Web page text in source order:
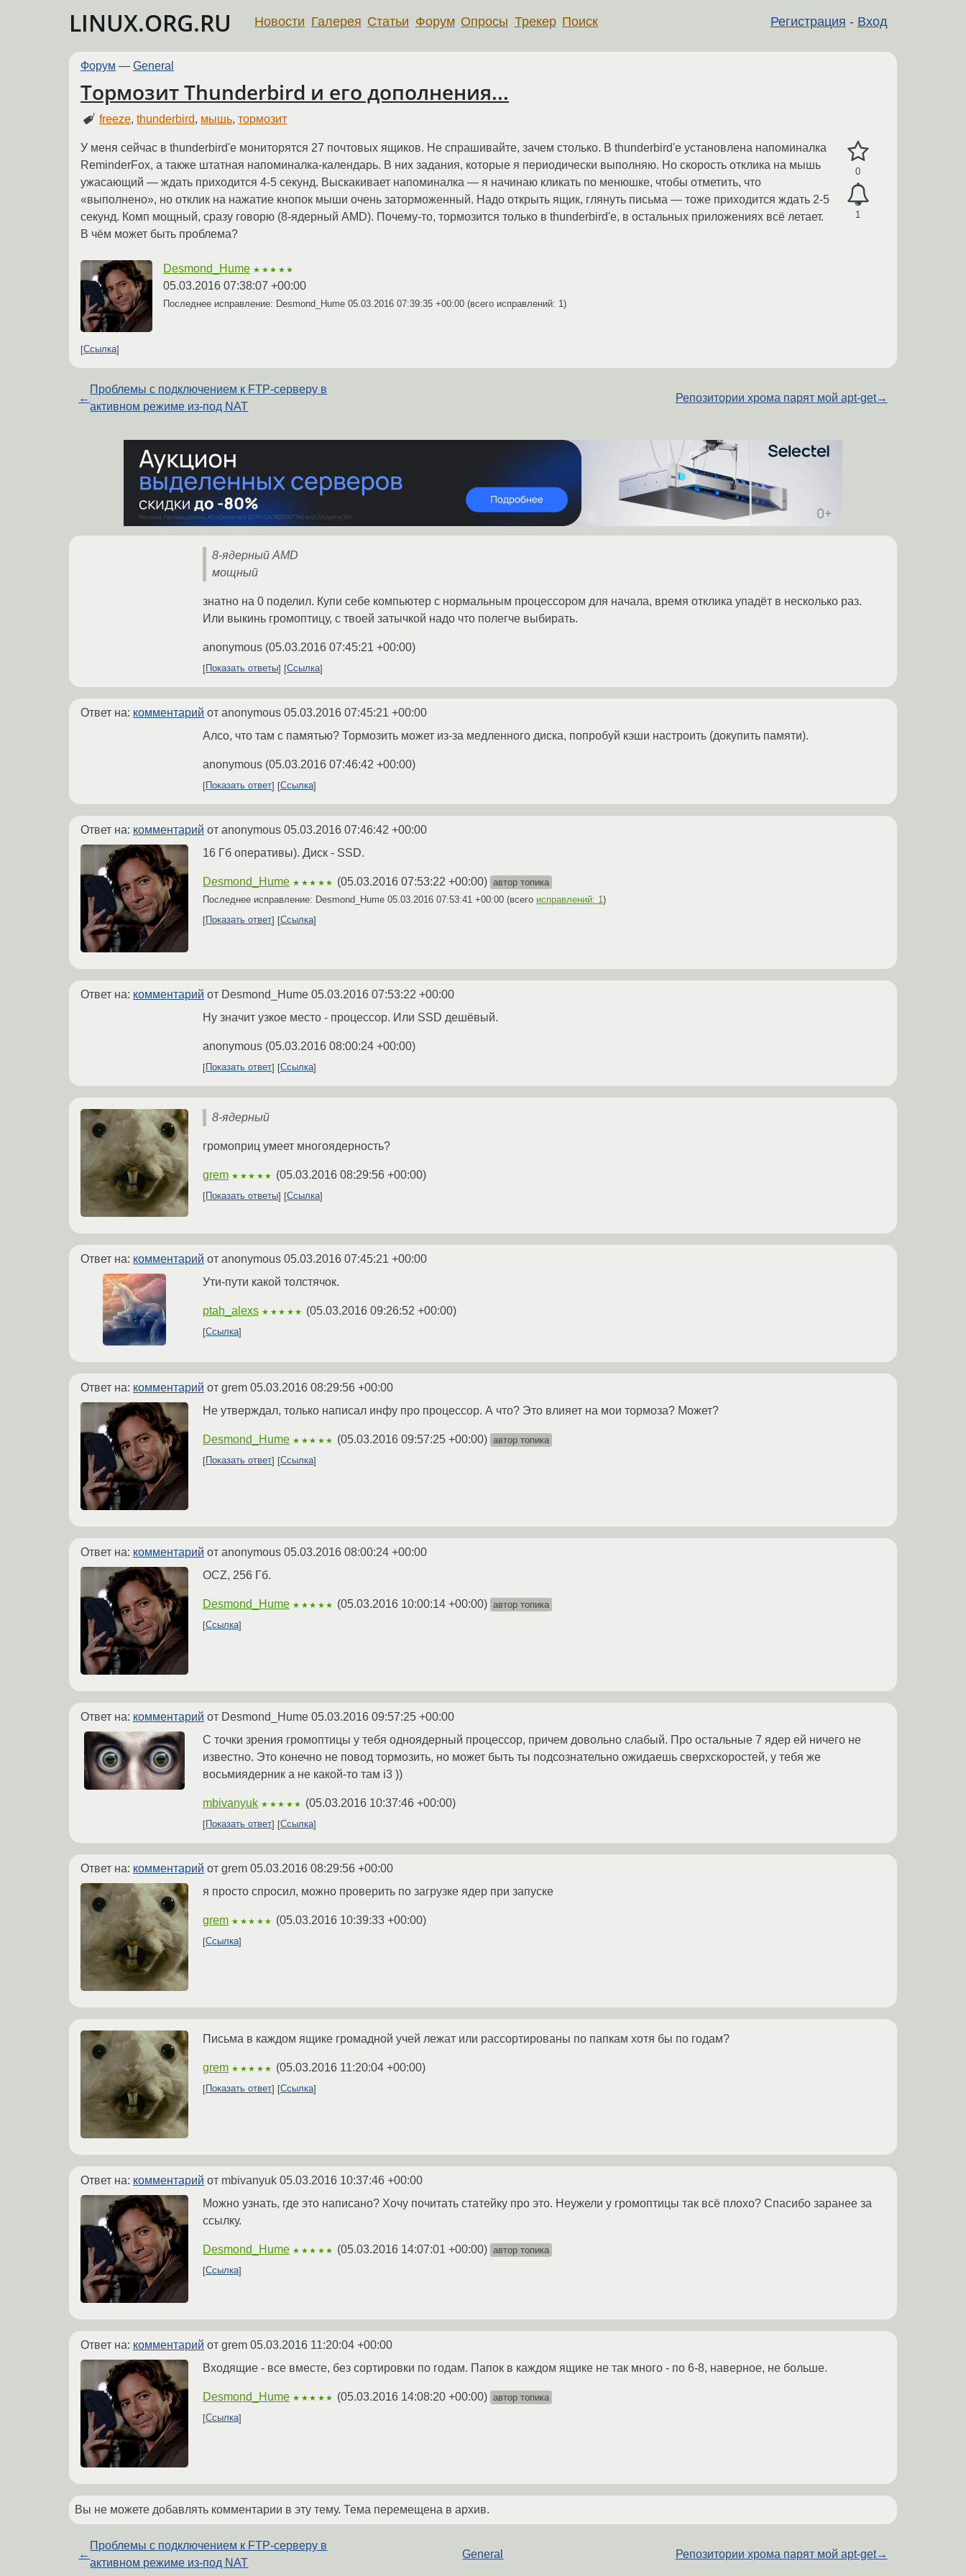
LINUX.ORG.RU Регистрация - Вход
Новости Галерея Статьи Форум Опросы Трекер Поиск
Форум — General
Тормозит Thunderbird и его дополнения...
freeze,thunderbird, мышь,тормозит
0
1
У меня сейчас в thunderbird'e мониторятся 27 почтовых ящиков. Не спрашивайте, зачем столько. В thunderbird'e установлена напоминалка
ReminderFox, а также штатная напоминалка-календарь. В них задания, которые я периодически выполняю. Но скорость отклика на мышь
ужасающий — ждать приходится 4-5 секунд. Выскакивает напоминалка — я начинаю кликать по менюшке, чтобы отметить, что
«выполнено», но отклик на нажатие кнопок мыши очень заторможенный. Надо открыть ящик, глянуть письма — тоже приходится ждать 2-5
секунд. Комп мощный, сразу говорю (8-ядерный AMD). Почему-то, тормозится только в thunderbird'e, в остальных приложениях всё летает.
В чём может быть проблема?
Desmond_Hume ★★★★★
05.03.2016 07:38:07 +00:00
Последнее исправление: Desmond_Hume 05.03.2016 07:39:35 +00:00 (всего исправлений: 1)
Ссылка
←
Проблемы с подключением к FTP-серверу в
активном режиме из-под NAT
Репозитории хрома парят мой apt-get→
8-ядерный AMD
мощный
знатно на 0 поделил. Купи себе компьютер с нормальным процессором для начала, время отклика упадёт в несколько раз.
Или выкинь громоптицу, с твоей затычкой надо что полегче выбирать.
anonymous (05.03.2016 07:45:21 +00:00)
Показать ответы Ссылка
Ответ на: комментарий от anonymous 05.03.2016 07:45:21 +00:00
Алсо, что там с памятью? Тормозить может из-за медленного диска, попробуй кэши настроить (докупить памяти).
anonymous (05.03.2016 07:46:42 +00:00)
Показать ответ Ссылка
Ответ на: комментарий от anonymous 05.03.2016 07:46:42 +00:00
16 Гб оперативы). Диск - SSD.
Desmond_Hume ★★★★★ (05.03.2016 07:53:22 +00:00) автор топика
Последнее исправление: Desmond_Hume 05.03.2016 07:53:41 +00:00 (всего исправлений: 1 )
Показать ответ
Ссылка
Ответ на: комментарий от Desmond_Hume 05.03.2016 07:53:22 +00:00
Ну значит узкое место - процессор. Или SSD дешёвый.
anonymous (05.03.2016 08:00:24 +00:00)
Показать ответ Ссылка
8-ядерный
громоприц умеет многоядерность?
grem ★★★★★ (05.03.2016 08:29:56 +00:00)
Показать ответы Ссылка
Ответ на: комментарий от anonymous 05.03.2016 07:45:21 +00:00
Ути-пути какой толстячок.
ptah_alexs ★★★★★ (05.03.2016 09:26:52 +00:00)
Ссылка
Ответ на: комментарий от grem 05.03.2016 08:29:56 +00:00
Не утверждал, только написал инфу про процессор. А что? Это влияет на мои тормоза? Может?
Desmond_Hume ★★★★★ (05.03.2016 09:57:25 +00:00) автор топика
Показать ответ
Ссылка
Ответ на: комментарий от anonymous 05.03.2016 08:00:24 +00:00
OCZ, 256 Гб.
Desmond_Hume ★★★★★ (05.03.2016 10:00:14 +00:00) автор топика
Ссылка
Ответ на: комментарий от Desmond_Hume 05.03.2016 09:57:25 +00:00
С точки зрения громоптицы у тебя одноядерный процессор, причем довольно слабый. Про остальные 7 ядер ей ничего не
известно. Это конечно не повод тормозить, но может быть ты подсознательно ожидаешь сверхскоростей, у тебя же
восьмиядерник а не какой-то там i3 ))
mbivanyuk ★★★★★ (05.03.2016 10:37:46 +00:00)
Показать ответ Ссылка
Ответ на: комментарий от grem 05.03.2016 08:29:56 +00:00
я просто спросил, можно проверить по загрузке ядер при запуске
grem ★★★★★ (05.03.2016 10:39:33 +00:00)
Ссылка
Письма в каждом ящике громадной учей лежат или рассортированы по папкам хотя бы по годам?
grem ★★★★★ (05.03.2016 11:20:04 +00:00)
Показать ответ Ссылка
Ответ на: комментарий от mbivanyuk 05.03.2016 10:37:46 +00:00
Можно узнать, где это написано? Хочу почитать статейку про это. Неужели у громоптицы так всё плохо? Спасибо заранее за
ссылку.
Desmond_Hume ★★★★★ (05.03.2016 14:07:01 +00:00) автор топика
Ссылка
Ответ на: комментарий от grem 05.03.2016 11:20:04 +00:00
Входящие - все вместе, без сортировки по годам. Папок в каждом ящике не так много - по 6-8, наверное, не больше.
Desmond_Hume ★★★★★ (05.03.2016 14:08:20 +00:00) автор топика
Ссылка
Вы не можете добавлять комментарии в эту тему. Тема перемещена в архив.
←
Проблемы с подключением к FTP-серверу в
активном режиме из-под NAT
General Репозитории хрома парят мой apt-get→